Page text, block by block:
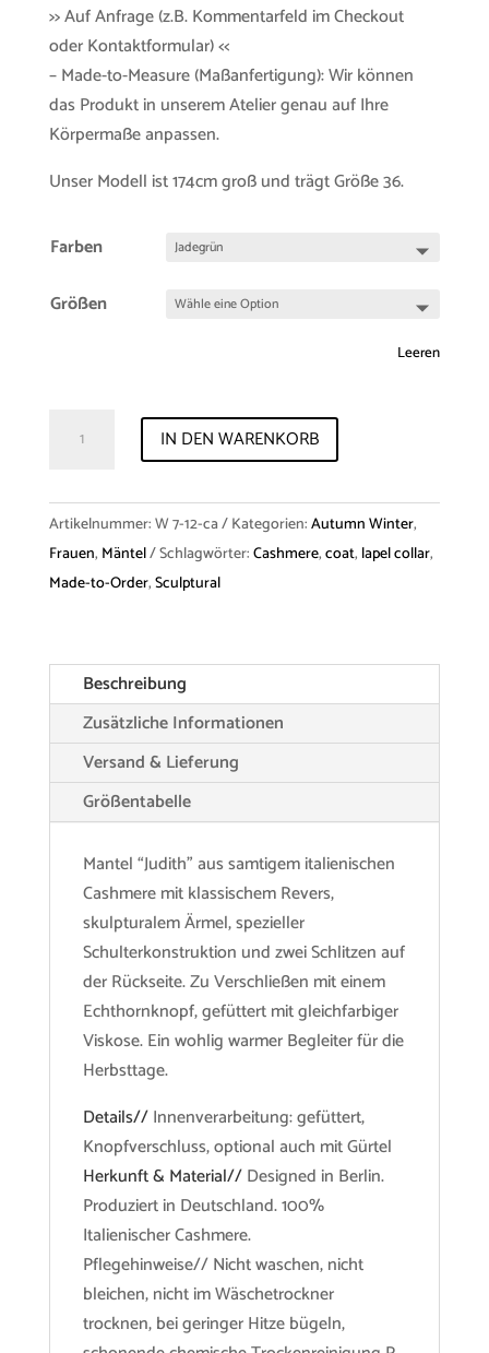
>> Auf Anfrage (z.B. Kommentarfeld im Checkout
oder Kontaktformular) <<
– Made-to-Measure (Maßanfertigung): Wir können
das Produkt in unserem Atelier genau auf Ihre
Körpermaße anpassen.
Unser Modell ist 174cm groß und trägt Größe 36.
Farben
Größen
Leeren
"Judith"
Menge
IN DEN WARENKORB
Artikelnummer:W 7-12-ca Kategorien:Autumn Winter,
Frauen, Mäntel Schlagwörter:Cashmere,coat, lapel collar,
Made-to-Order,Sculptural
Beschreibung
Zusätzliche Informationen
Versand & Lieferung
Größentabelle
Mantel “Judith” aus samtigem italienischen
Cashmere mit klassischem Revers,
skulpturalem Ärmel, spezieller
Schulterkonstruktion und zwei Schlitzen auf
der Rückseite. Zu Verschließen mit einem
Echthornknopf, gefüttert mit gleichfarbiger
Viskose. Ein wohlig warmer Begleiter für die
Herbsttage.
Details//Innenverarbeitung: gefüttert,
Knopfverschluss, optional auch mit Gürtel
Herkunft & Material//Designed in Berlin.
Produziert in Deutschland. 100%
Italienischer Cashmere.
Pflegehinweise// Nicht waschen, nicht
bleichen, nicht im Wäschetrockner
trocknen, bei geringer Hitze bügeln,